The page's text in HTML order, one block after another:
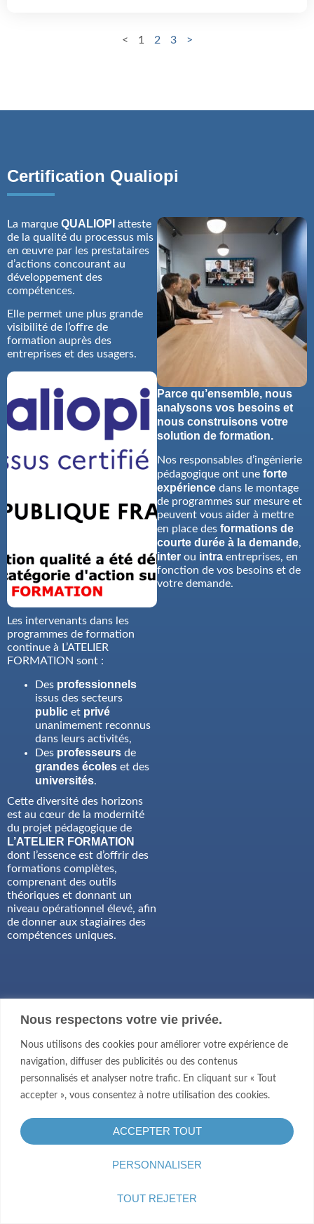
Nous respectons votre vie privée.
Nous utilisons des cookies pour améliorer votre expérience de
navigation, diffuser des publicités ou des contenus
personnalisés et analyser notre trafic. En cliquant sur « Tout
accepter », vous consentez à notre utilisation des cookies.
PERSONNALISER
TOUT REJETER
ACCEPTER TOUT
< 1 2 3 >
Certification Qualiopi
La marque QUALIOPI atteste
de la qualité du processus mis
en œuvre par les prestataires
d’actions concourant au
développement des
compétences.
Elle permet une plus grande
visibilité de l’offre de
formation auprès des
entreprises et des usagers.
Les intervenants dans les
programmes de formation
continue à L’ATELIER
FORMATION sont :
Des professionnels
issus des secteurs
public et privé
unanimement reconnus
dans leurs activités,
Des professeurs de
grandes écoles et des
universités.
Cette diversité des horizons
est au cœur de la modernité
du projet pédagogique de
L’ATELIER FORMATION
dont l’essence est d’offrir des
formations complètes,
comprenant des outils
théoriques et donnant un
niveau opérationnel élevé, afin
de donner aux stagiaires des
compétences uniques.
Parce qu’ensemble, nous
analysons vos besoins et
nous construisons votre
solution de formation.
Nos responsables d’ingénierie
pédagogique ont une forte
expérience dans le montage
de programmes sur mesure et
peuvent vous aider à mettre
en place des formations de
courte durée à la demande,
inter ou intra entreprises, en
fonction de vos besoins et de
votre demande.
Actualités
& Evènements
Suivez les actualités de
l’Atelier Formationet ne
manquez aucun de nos
VOIR TOUTES NOS